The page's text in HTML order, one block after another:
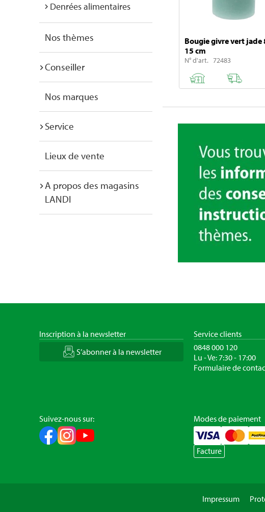
Denrées alimentaires
Nos thèmes
Conseiller
Nos marques
Service
Lieux de vente
A propos des magasins
LANDI
Bougie givre vert jade
15 cm
N° d'art. 72483
Inscription à la newsletter
S’abonner à la newsletter
Service clients
0848 000 120
Lu - Ve: 7:30 - 17:00
Formulaire de
Suivez-nous sur:
Modes de paiement
Facture
Impressum